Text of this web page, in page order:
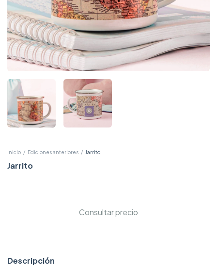
Inicio / Ediciones anteriores / Jarrito
Jarrito
Descripción